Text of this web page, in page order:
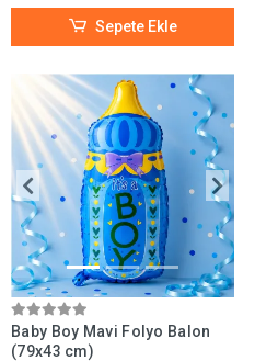
Sepete Ekle
Baby Boy Mavi Folyo Balon
(79x43 cm)